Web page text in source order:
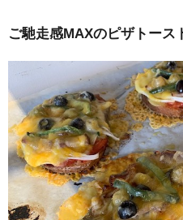
ご馳走感MAXのピザトース